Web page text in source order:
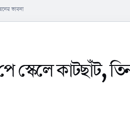
ভাবনা
কাটছাঁট,